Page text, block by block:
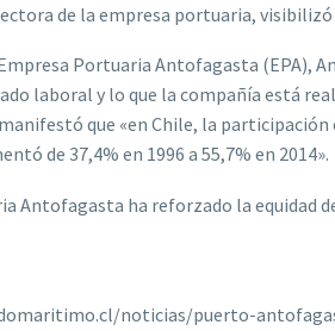
de la empresa portuaria,
Portuaria Antofagasta (EPA),
laboral y lo que la compañía está
que «en Chile, la
de 37,4% en 1996 a 55,7% en 2014».
Antofagasta ha reforzado la equidad
noticias/puerto-